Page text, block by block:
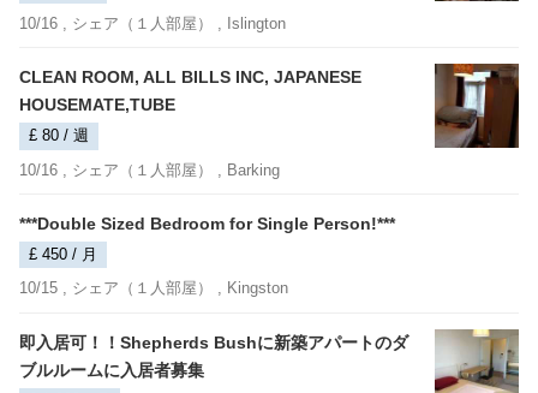
10/16 , シェア（１人部屋） , Islington
CLEAN ROOM, ALL BILLS INC, JAPANESE
HOUSEMATE,TUBE
£ 80 / 週
10/16 , シェア（１人部屋） , Barking
***Double Sized Bedroom for Single Person!***
£ 450 / 月
10/15 , シェア（１人部屋） , Kingston
即入居可！！Shepherds Bushに新築アパートのダ
ブルルームに入居者募集